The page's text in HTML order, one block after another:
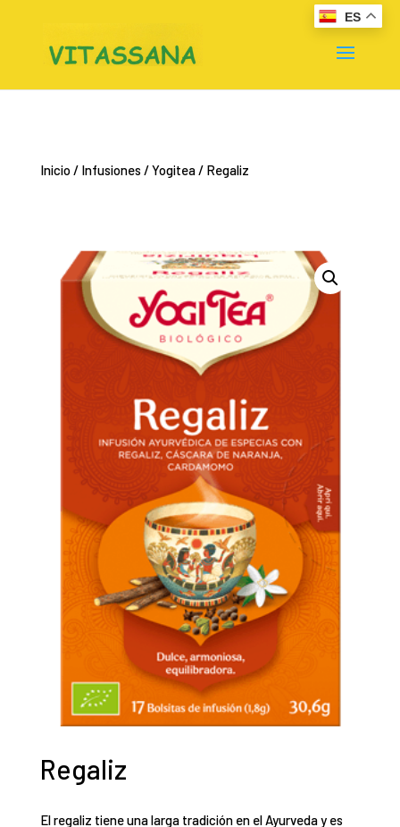
Inicio/ Infusiones /Yogitea/ Regaliz
Regaliz
El regaliz tiene una larga tradición en el Ayurveda y es
ES